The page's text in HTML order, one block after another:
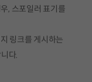
, 스포일러 표기를
링크를 게시하는
다.